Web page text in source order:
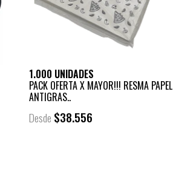
1.000 UNIDADES
PACK OFERTA X MAYOR!!! RESMA PAPEL
ANTIGRAS..
Desde $38.556